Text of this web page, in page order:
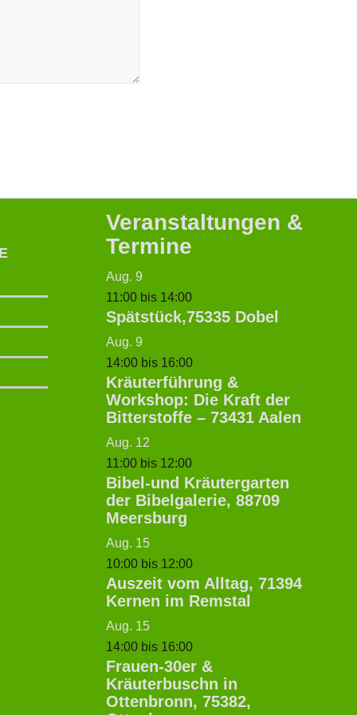
Veranstaltungen &
Termine
Aug. 9
11:00bis 14:00
Spätstück,75335 Dobel
Aug. 9
14:00bis 16:00
Kräuterführung &
Workshop: Die Kraft der
Bitterstoffe – 73431 Aalen
Aug. 12
11:00bis 12:00
Bibel-und Kräutergarten
der Bibelgalerie, 88709
Meersburg
Aug. 15
10:00bis 12:00
Auszeit vom Alltag, 71394
Kernen im Remstal
Aug. 15
14:00bis 16:00
Frauen-30er &
Kräuterbuschn in
Ottenbronn, 75382,